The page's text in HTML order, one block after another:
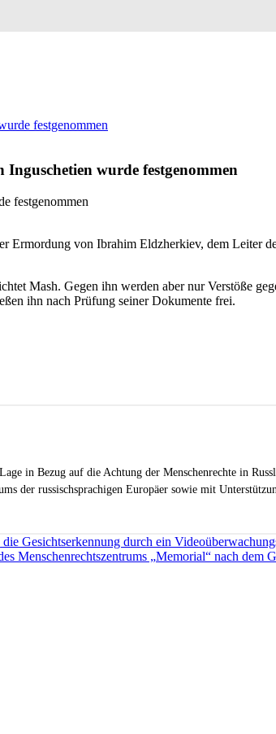
festgenommen
wurde festgenommen
von Ibrahim Eldzherkiev, dem Leiter
Mash. Gegen ihn werden aber nur Verstöße
ihn nach Prüfung seiner Dokumente frei.
in Bezug auf die Achtung der Menschenrechte in
der russischsprachigen Europäer sowie mit
Gesichtserkennung durch ein
Menschenrechtszentrums „Memorial“ nach dem